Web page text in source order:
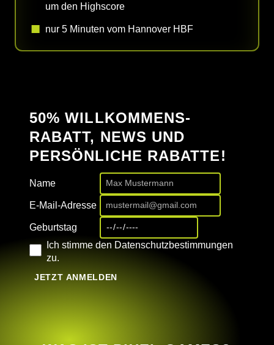
um den Highscore
nur 5 Minuten vom Hannover HBF
50% WILLKOMMENS-
RABATT, NEWS UND
PERSÖNLICHE RABATTE!
Name
E-Mail-Adresse
Geburtstag
Ich stimme den Datenschutzbestimmungen
zu.
JETZT ANMELDEN